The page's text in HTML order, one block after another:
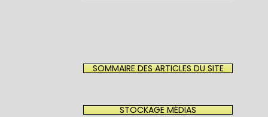
SOMMAIRE DES ARTICLES DU SITE
STOCKAGE MÉDIAS